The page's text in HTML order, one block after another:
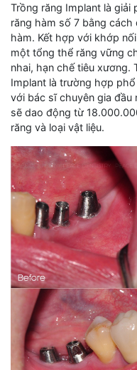
Trồng răng Implant là
răng hàm số 7 bằng
hàm. Kết hợp với khớp
một tổng thể răng vững
nhai, hạn chế tiêu xương.
Implant là trường hợp
với bác sĩ chuyên gia đầu
sẽ dao động từ
răng và loại vật liệu.